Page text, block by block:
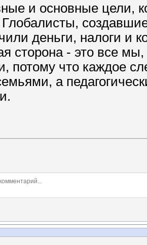
и основные цели,
деньги, налоги и
сторона - это все
потому что каждое
а